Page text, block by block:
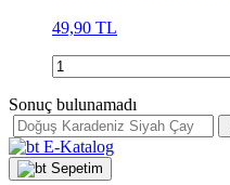
49,90 TL
Sonuç bulunamadı
E-Katalog
Sepetim